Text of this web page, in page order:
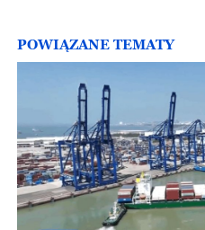
POWIĄZANE TEMATY